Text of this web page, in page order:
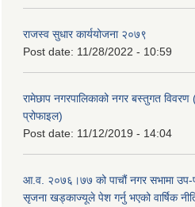
राजस्व सुधार कार्ययोजना २०७९
Post date: 11/28/2022 - 10:59
रामेछाप नगरपालिकाको नगर बस्तुगत विवरण
प्रोफाइल)
Post date: 11/12/2019 - 14:04
आ.व. २०७६।७७ को पाचौं नगर सभामा उप-
सृजना खड्काज्यूले पेश गर्नु भएको वार्षिक